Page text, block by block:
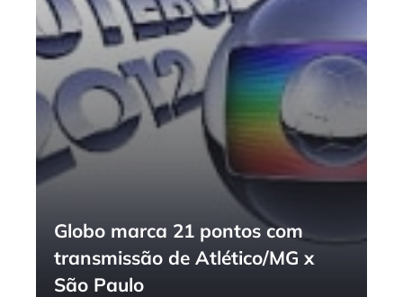
Globo marca 21 pontos com
transmissão de Atlético/MG x
São Paulo